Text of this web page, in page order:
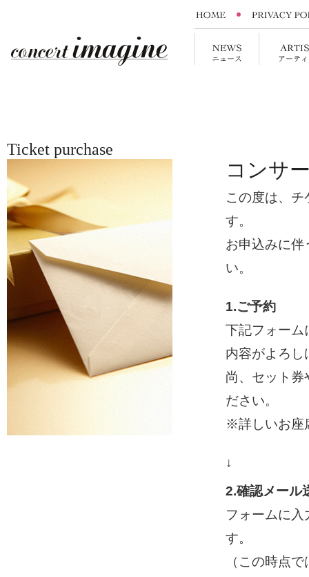
Ticket purchase
コンサ
この度は、
す。
お申込みに伴
い。
1.ご予約
下記フォーム
内容がよろし
尚、セット券
ださい。
※詳しいお座
↓
2.確認メール
フォームに
す。
（この時点